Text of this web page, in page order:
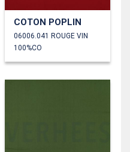
COTON POPLIN
06006.041 ROUGE VIN
100%CO